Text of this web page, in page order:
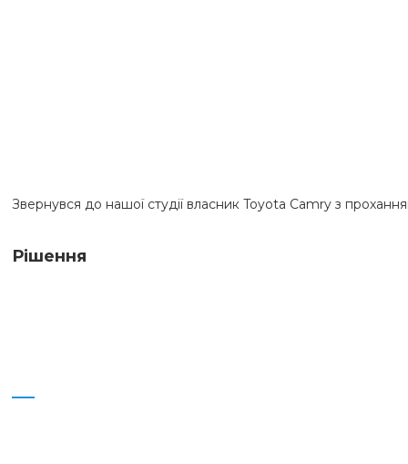
Звернувся до нашої студії власник Toyota Camry з
Рішення